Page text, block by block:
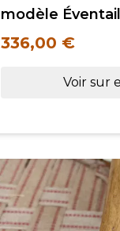
modèle
336,00 €
Voir sur